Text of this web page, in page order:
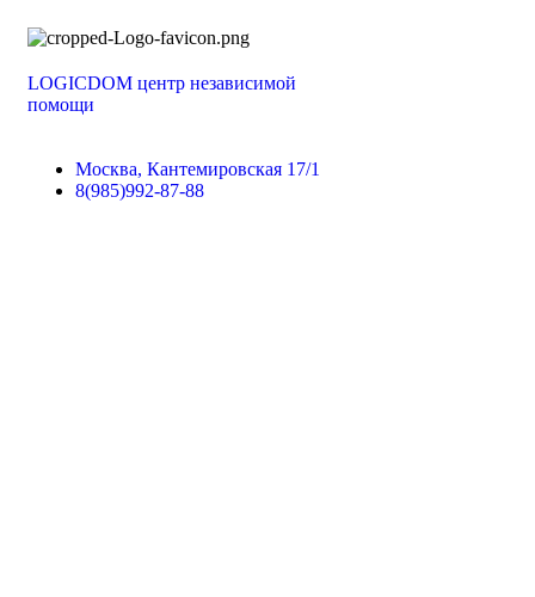
LOGICDOM центр независимой
помощи
Москва, Кантемировская 17/1
8(985)992-87-88